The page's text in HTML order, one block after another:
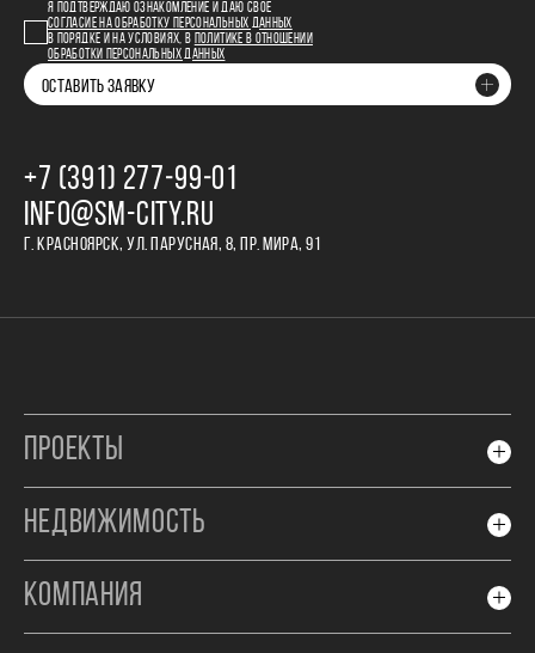
Я ПОДТВЕРЖДАЮ ОЗНАКОМЛЕНИЕ И ДАЮ СВОЕ
СОГЛАСИЕ НА ОБРАБОТКУ ПЕРСОНАЛЬНЫХ ДАННЫХ
В ПОРЯДКЕ И НА УСЛОВИЯХ, В
ПОЛИТИКЕ В ОТНОШЕНИИ
ОБРАБОТКИ ПЕРСОНАЛЬНЫХ ДАННЫХ
ОСТАВИТЬ ЗАЯВКУ
+7 (391) 277‒99‒01
INFO@SM-CITY.RU
Г. КРАСНОЯРСК, УЛ. ПАРУСНАЯ, 8, ПР. МИРА, 91
ПРОЕКТЫ
НЕДВИЖИМОСТЬ
КОМПАНИЯ